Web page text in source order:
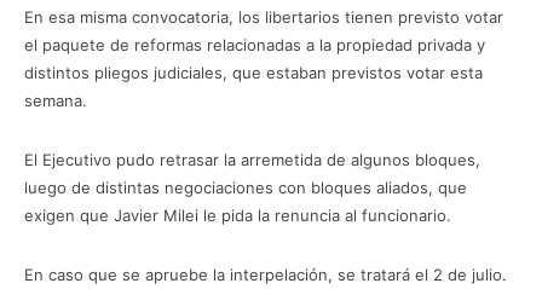
En esa misma convocatoria, los libertarios tienen previsto votar
el paquete de reformas relacionadas a la propiedad privada y
distintos pliegos judiciales, que estaban previstos votar esta
semana.
El Ejecutivo pudo retrasar la arremetida de algunos bloques,
luego de distintas negociaciones con bloques aliados, que
exigen que Javier Milei le pida la renuncia al funcionario.
En caso que se apruebe la interpelación, se tratará el 2 de julio.